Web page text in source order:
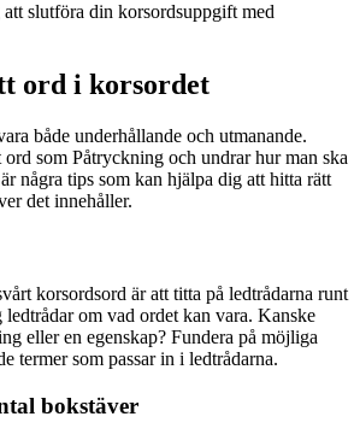
slutföra din korsordsuppgift med
ord i korsordet
både underhållande och utmanande.
som Påtryckning och undrar hur man ska
några tips som kan hjälpa dig att hitta rätt
det innehåller.
korsordsord är att titta på ledtrådarna runt
om vad ordet kan vara. Kanske
eller en egenskap? Fundera på möjliga
termer som passar in i ledtrådarna.
bokstäver